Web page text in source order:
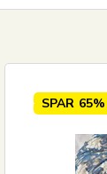
SPAR 65%